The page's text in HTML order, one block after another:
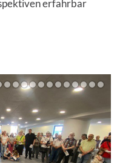
erfahrbar